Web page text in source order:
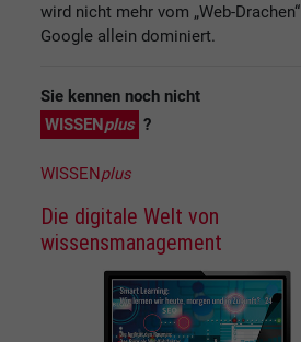
wird nicht mehr vom „Web-Drachen“
Google allein dominiert.
Sie kennen noch nicht
WISSENplus ?
WISSENplus
Die digitale Welt von
wissensmanagement